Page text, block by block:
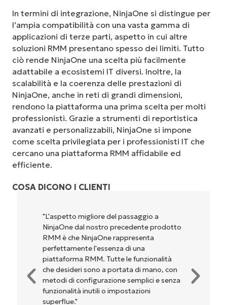
In termini di integrazione, NinjaOne si distingue per
l’ampia compatibilità con una vasta gamma di
applicazioni di terze parti, aspetto in cui altre
soluzioni RMM presentano spesso dei limiti. Tutto
ciò rende NinjaOne una scelta più facilmente
adattabile a ecosistemi IT diversi. Inoltre, la
scalabilità e la coerenza delle prestazioni di
NinjaOne, anche in reti di grandi dimensioni,
rendono la piattaforma una prima scelta per molti
professionisti. Grazie a strumenti di reportistica
avanzati e personalizzabili, NinjaOne si impone
come scelta privilegiata per i professionisti IT che
cercano una piattaforma RMM affidabile ed
efficiente.
COSA DICONO I CLIENTI
"NinjaOne è incredibilmente facile da usare,
perché unisce un’interfaccia fluida a
potenti funzionalità di back-end. La
configurazione e la gestione
dell'interfaccia non sono affatto
complicate. Tutte le opzioni e gli strumenti
sono indicati chiaramente e sono intuitivi, e
l'interfaccia è davvero facile da usare."